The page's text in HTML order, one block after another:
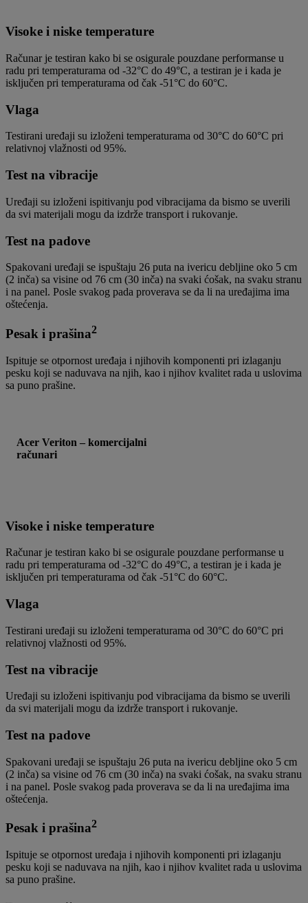
Visoke i niske temperature
Računar je testiran kako bi se osigurale pouzdane performanse u
radu pri temperaturama od -32°C do 49°C, a testiran je i kada je
isključen pri temperaturama od čak -51°C do 60°C.
Vlaga
Testirani uređaji su izloženi temperaturama od 30°C do 60°C pri
relativnoj vlažnosti od 95%.
Test na vibracije
Uređaji su izloženi ispitivanju pod vibracijama da bismo se uverili
da svi materijali mogu da izdrže transport i rukovanje.
Test na padove
Spakovani uređaji se ispuštaju 26 puta na ivericu debljine oko 5 cm
(2 inča) sa visine od 76 cm (30 inča) na svaki ćošak, na svaku stranu
i na panel. Posle svakog pada proverava se da li na uređajima ima
oštećenja.
Pesak i prašina2
Ispituje se otpornost uređaja i njihovih komponenti pri izlaganju
pesku koji se naduvava na njih, kao i njihov kvalitet rada u uslovima
sa puno prašine.
Acer Veriton – komercijalni
računari
Visoke i niske temperature
Računar je testiran kako bi se osigurale pouzdane performanse u
radu pri temperaturama od -32°C do 49°C, a testiran je i kada je
isključen pri temperaturama od čak -51°C do 60°C.
Vlaga
Testirani uređaji su izloženi temperaturama od 30°C do 60°C pri
relativnoj vlažnosti od 95%.
Test na vibracije
Uređaji su izloženi ispitivanju pod vibracijama da bismo se uverili
da svi materijali mogu da izdrže transport i rukovanje.
Test na padove
Spakovani uređaji se ispuštaju 26 puta na ivericu debljine oko 5 cm
(2 inča) sa visine od 76 cm (30 inča) na svaki ćošak, na svaku stranu
i na panel. Posle svakog pada proverava se da li na uređajima ima
oštećenja.
Pesak i prašina2
Ispituje se otpornost uređaja i njihovih komponenti pri izlaganju
pesku koji se naduvava na njih, kao i njihov kvalitet rada u uslovima
sa puno prašine.